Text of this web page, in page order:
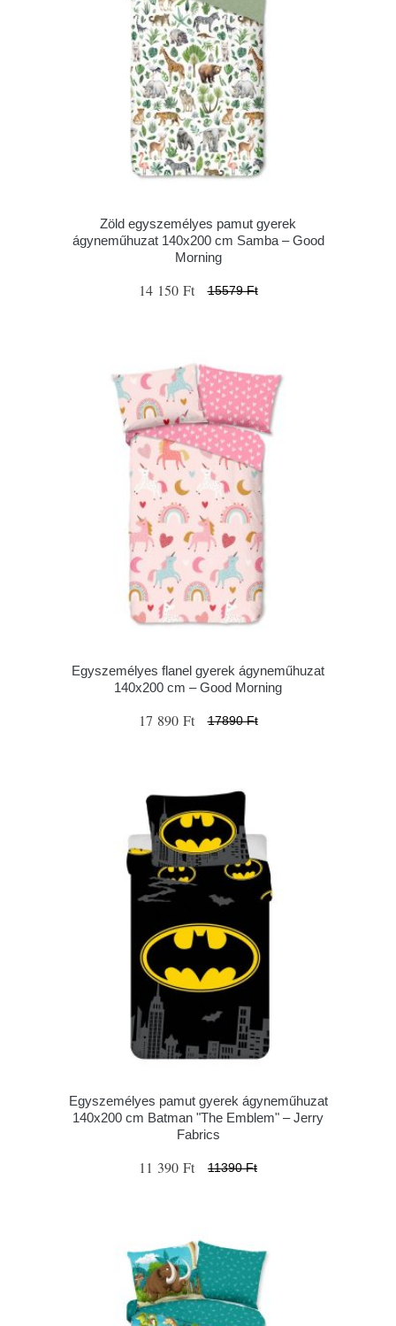
Zöld egyszemélyes pamut gyerek
ágyneműhuzat 140x200 cm Samba – Good
Morning
14 150 Ft 15579 Ft
Egyszemélyes flanel gyerek ágyneműhuzat
140x200 cm – Good Morning
17 890 Ft 17890 Ft
Egyszemélyes pamut gyerek ágyneműhuzat
140x200 cm Batman "The Emblem" – Jerry
Fabrics
11 390 Ft 11390 Ft